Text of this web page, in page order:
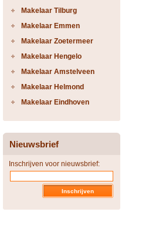
Makelaar Tilburg
Makelaar Emmen
Makelaar Zoetermeer
Makelaar Hengelo
Makelaar Amstelveen
Makelaar Helmond
Makelaar Eindhoven
Nieuwsbrief
Inschrijven voor nieuwsbrief: